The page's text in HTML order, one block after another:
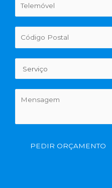
PEDIR ORÇAMENTO